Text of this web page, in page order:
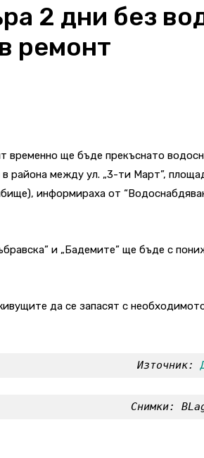
2 дни без
ремонт
временно ще бъде прекъснато
района между ул. „3-ти Март”,
информираха от
и „Бадемите” ще бъде с
да се запасят с
Източник:
Снимки: